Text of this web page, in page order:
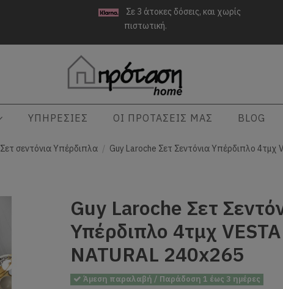
Σε 3 άτοκες δόσεις, και χωρίς
πιστωτική.
ΥΠΗΡΕΣΙΕΣ ΟΙ ΠΡΟΤΑΣΕΙΣ ΜΑΣ BLOG
Σετ σεντόνια Υπέρδιπλα Guy Laroche Σετ Σεντόνια Υπέρδιπλο 4τμχ
Guy Laroche Σετ
Υπέρδιπλο 4τμχ VESTA
NATURAL 240x265
Άμεση παραλαβή / Παράδοση 1 έως 3 ημέρες